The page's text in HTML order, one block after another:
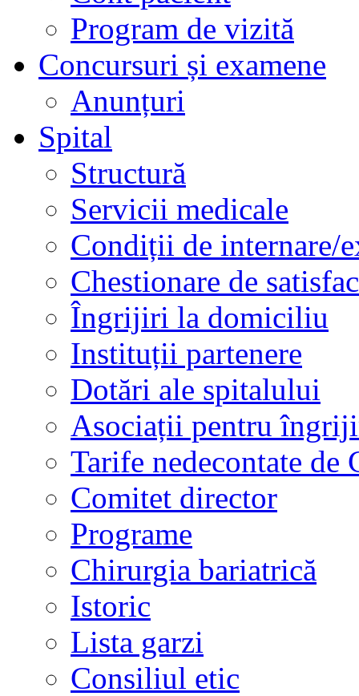
Program de vizită
Concursuri și examene
Anunțuri
Spital
Structură
Servicii medicale
Condiții de internare/
Chestionare de
Îngrijiri la domiciliu
Instituții partenere
Dotări ale spitalului
Asociații pentru
Tarife nedecontate de
Comitet director
Programe
Chirurgia bariatrică
Istoric
Lista garzi
Consiliul etic